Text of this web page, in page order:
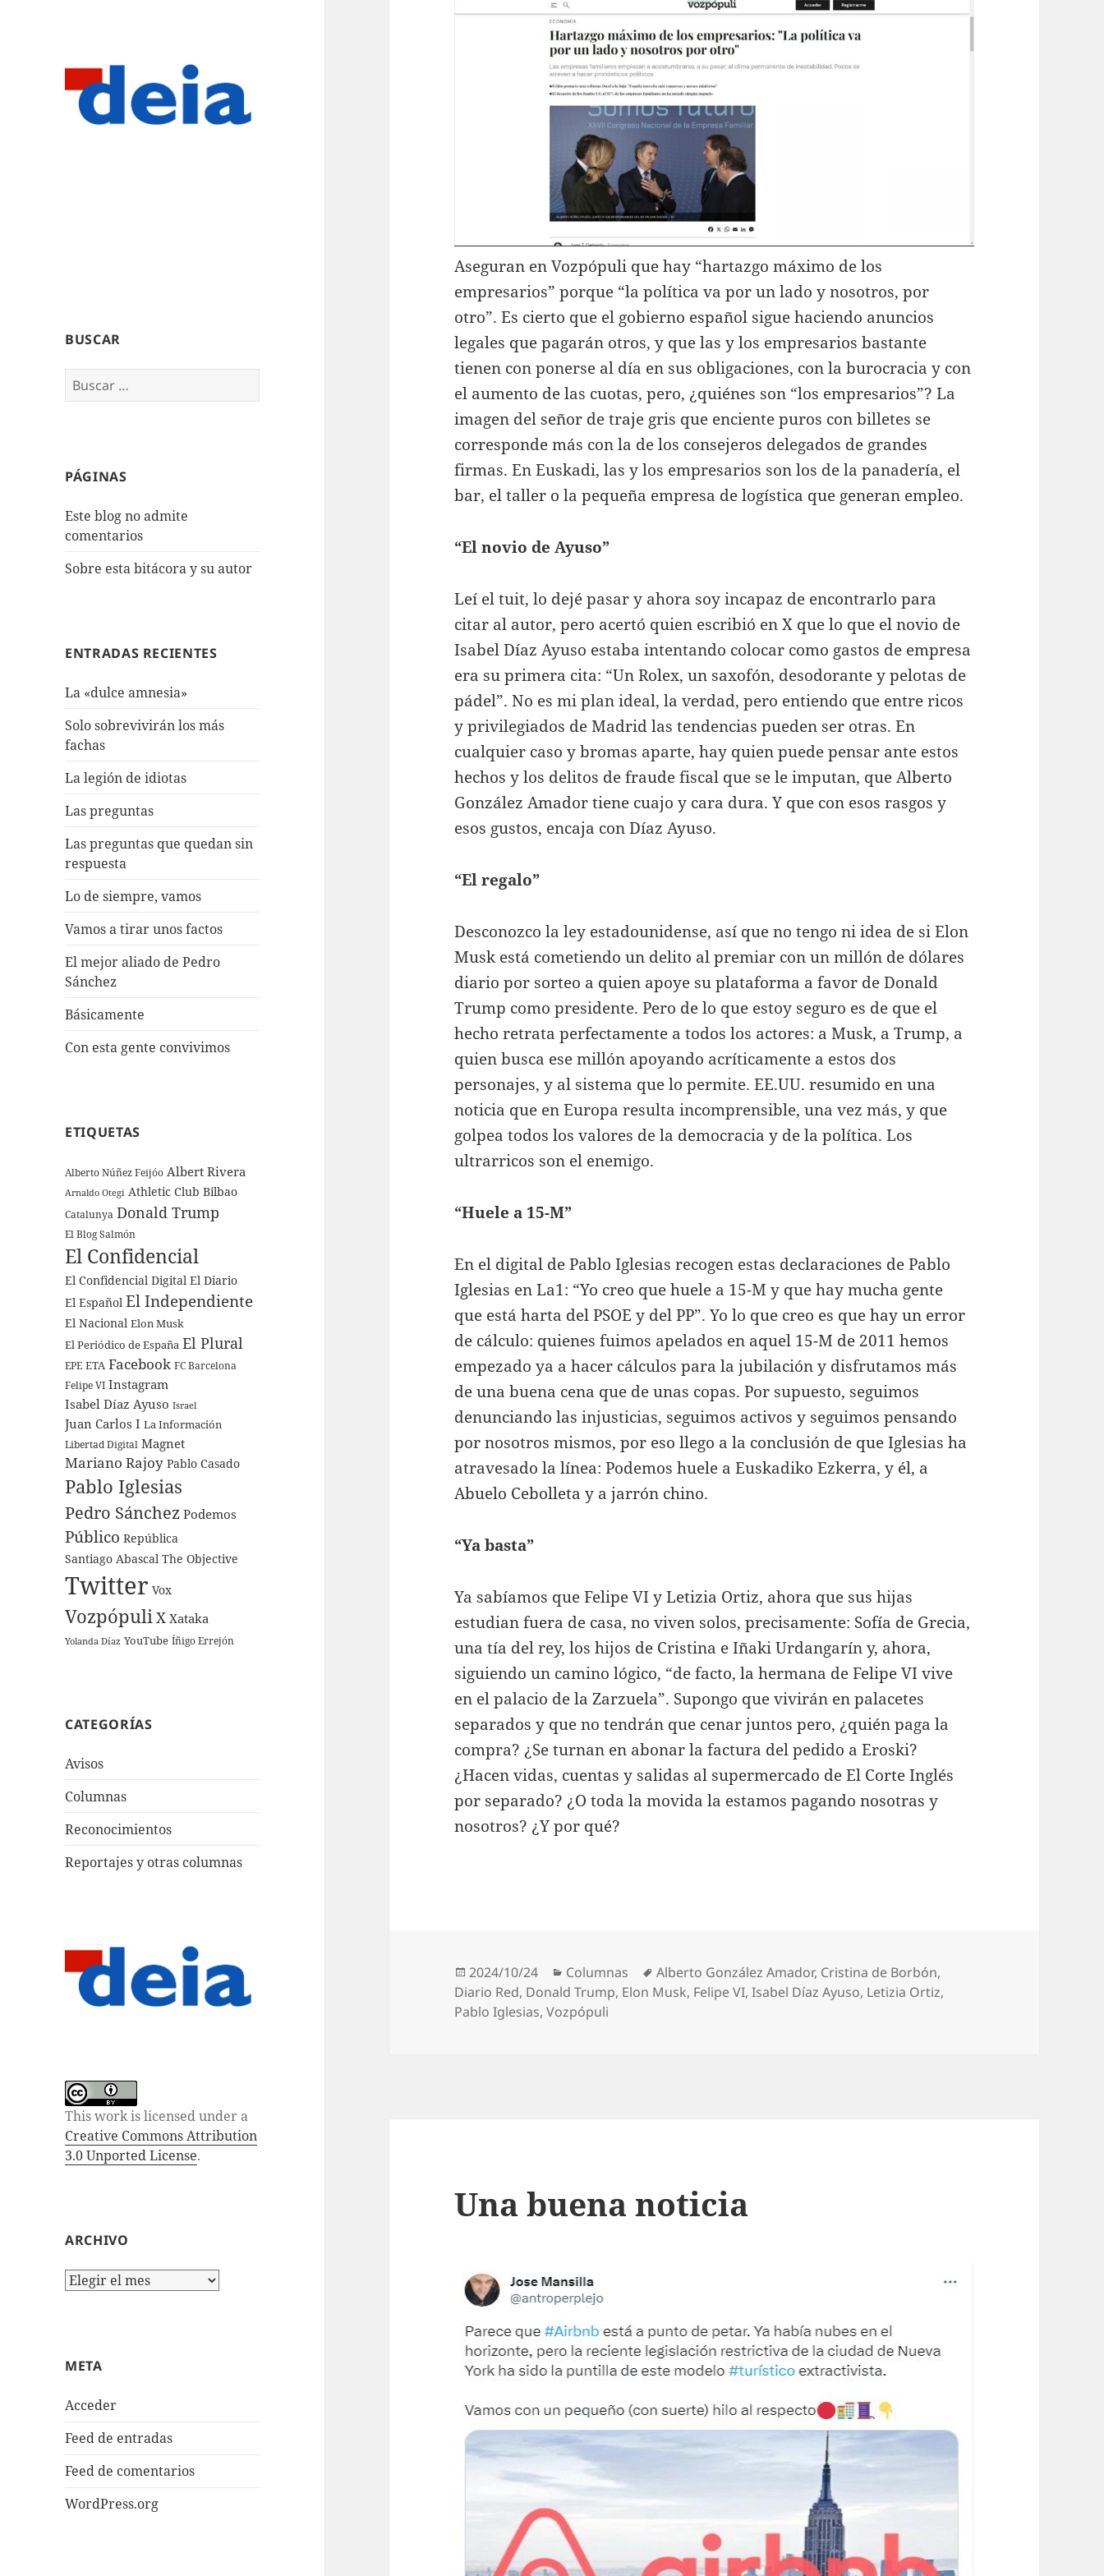
BUSCAR
Buscar:
PÁGINAS
Este blog no admite
comentarios
Sobre esta bitácora y su autor
ENTRADAS RECIENTES
La «dulce amnesia»
Solo sobrevivirán los más
fachas
La legión de idiotas
Las preguntas
Las preguntas que quedan sin
respuesta
Lo de siempre, vamos
Vamos a tirar unos factos
El mejor aliado de Pedro
Sánchez
Básicamente
Con esta gente convivimos
ETIQUETAS
Alberto Núñez Feijóo Albert Rivera
Arnaldo Otegi Athletic Club Bilbao
Catalunya Donald Trump
El Blog Salmón
El Confidencial
El Confidencial Digital El Diario
El Español El Independiente
El Nacional Elon Musk
El Periódico de España El Plural
EPE ETA Facebook FC Barcelona
Felipe VI Instagram
Isabel Díaz Ayuso Israel
Juan Carlos I La Información
Libertad Digital Magnet
Mariano Rajoy Pablo Casado
Pablo Iglesias
Pedro Sánchez Podemos
Público República
Santiago Abascal The Objective
Twitter Vox
Vozpópuli X Xataka
Yolanda Díaz YouTube Íñigo Errejón
CATEGORÍAS
Avisos
Columnas
Reconocimientos
Reportajes y otras columnas
This work is licensed under a
Creative Commons Attribution
3.0 Unported License.
ARCHIVO
Archivo
META
Acceder
Feed de entradas
Feed de comentarios
WordPress.org
Aseguran en Vozpópuli que hay “hartazgo máximo de los
empresarios” porque “la política va por un lado y nosotros, por
otro”. Es cierto que el gobierno español sigue haciendo anuncios
legales que pagarán otros, y que las y los empresarios bastante
tienen con ponerse al día en sus obligaciones, con la burocracia y con
el aumento de las cuotas, pero, ¿quiénes son “los empresarios”? La
imagen del señor de traje gris que enciente puros con billetes se
corresponde más con la de los consejeros delegados de grandes
firmas. En Euskadi, las y los empresarios son los de la panadería, el
bar, el taller o la pequeña empresa de logística que generan empleo.
“El novio de Ayuso”
Leí el tuit, lo dejé pasar y ahora soy incapaz de encontrarlo para
citar al autor, pero acertó quien escribió en X que lo que el novio de
Isabel Díaz Ayuso estaba intentando colocar como gastos de empresa
era su primera cita: “Un Rolex, un saxofón, desodorante y pelotas de
pádel”. No es mi plan ideal, la verdad, pero entiendo que entre ricos
y privilegiados de Madrid las tendencias pueden ser otras. En
cualquier caso y bromas aparte, hay quien puede pensar ante estos
hechos y los delitos de fraude fiscal que se le imputan, que Alberto
González Amador tiene cuajo y cara dura. Y que con esos rasgos y
esos gustos, encaja con Díaz Ayuso.
“El regalo”
Desconozco la ley estadounidense, así que no tengo ni idea de si Elon
Musk está cometiendo un delito al premiar con un millón de dólares
diario por sorteo a quien apoye su plataforma a favor de Donald
Trump como presidente. Pero de lo que estoy seguro es de que el
hecho retrata perfectamente a todos los actores: a Musk, a Trump, a
quien busca ese millón apoyando acríticamente a estos dos
personajes, y al sistema que lo permite. EE.UU. resumido en una
noticia que en Europa resulta incomprensible, una vez más, y que
golpea todos los valores de la democracia y de la política. Los
ultrarricos son el enemigo.
“Huele a 15-M”
En el digital de Pablo Iglesias recogen estas declaraciones de Pablo
Iglesias en La1: “Yo creo que huele a 15-M y que hay mucha gente
que está harta del PSOE y del PP”. Yo lo que creo es que hay un error
de cálculo: quienes fuimos apelados en aquel 15-M de 2011 hemos
empezado ya a hacer cálculos para la jubilación y disfrutamos más
de una buena cena que de unas copas. Por supuesto, seguimos
denunciando las injusticias, seguimos activos y seguimos pensando
por nosotros mismos, por eso llego a la conclusión de que Iglesias ha
atravesado la línea: Podemos huele a Euskadiko Ezkerra, y él, a
Abuelo Cebolleta y a jarrón chino.
“Ya basta”
Ya sabíamos que Felipe VI y Letizia Ortiz, ahora que sus hijas
estudian fuera de casa, no viven solos, precisamente: Sofía de Grecia,
una tía del rey, los hijos de Cristina e Iñaki Urdangarín y, ahora,
siguiendo un camino lógico, “de facto, la hermana de Felipe VI vive
en el palacio de la Zarzuela”. Supongo que vivirán en palacetes
separados y que no tendrán que cenar juntos pero, ¿quién paga la
compra? ¿Se turnan en abonar la factura del pedido a Eroski?
¿Hacen vidas, cuentas y salidas al supermercado de El Corte Inglés
por separado? ¿O toda la movida la estamos pagando nosotras y
nosotros? ¿Y por qué?
Publicado
el
2024/10/24 Categorías
Columnas Etiquetas
Alberto González Amador, Cristina de Borbón,
Diario Red, Donald Trump, Elon Musk, Felipe VI,Isabel Díaz Ayuso, Letizia Ortiz,
Pablo Iglesias,Vozpópuli
Una buena noticia